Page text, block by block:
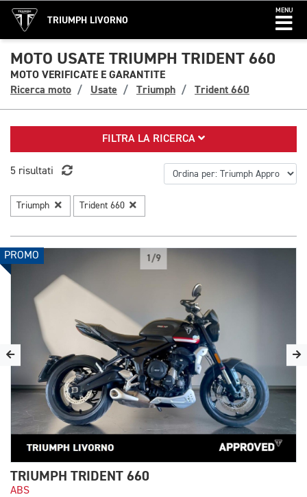
TRIUMPH LIVORNO
MENU
MOTO USATE TRIUMPH TRIDENT 660
MOTO VERIFICATE E GARANTITE
Ricerca moto
Usate Triumph Trident 660
FILTRA LA RICERCA
5 risultati
Triumph Trident 660
PROMO 1/9
TRIUMPH TRIDENT 660
ABS